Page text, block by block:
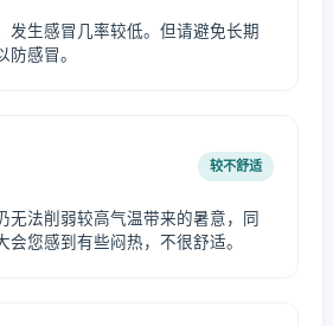
发生感冒几率较低。但请避免长期
防感冒。
较不舒适
无法削弱较高气温带来的暑意，同
会您感到有些闷热，不很舒适。